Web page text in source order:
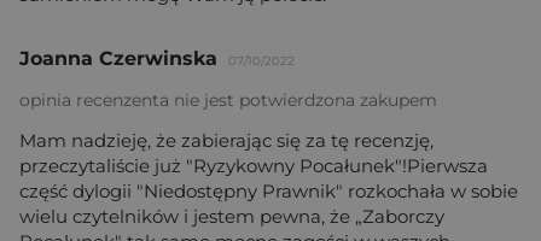
Joanna Czerwinska 07/10/2022
opinia recenzenta nie jest potwierdzona zakupem
Mam nadzieję, że zabierając się za tę recenzję,
przeczytaliście już "Ryzykowny Pocałunek"!Pierwsza
część dylogii "Niedostępny Prawnik" rozkochała w sobie
wielu czytelników i jestem pewna, że „Zaborczy